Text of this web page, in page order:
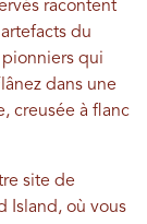
racontent
du
qui
dans une
creusée à flanc
site de
Island, où vous